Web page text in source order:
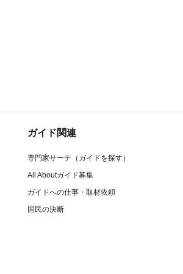
ガイド関連
専門家サーチ（ガイドを探す）
All Aboutガイド募集
ガイドへの仕事・取材依頼
国民の決断